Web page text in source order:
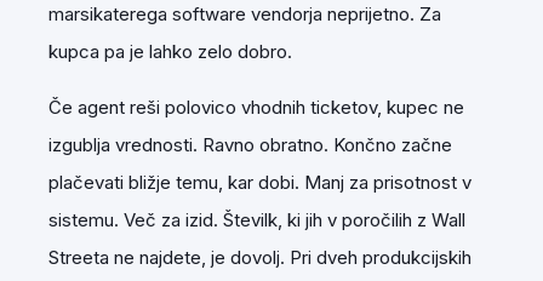
marsikaterega software vendorja neprijetno. Za
kupca pa je lahko zelo dobro.
Če agent reši polovico vhodnih ticketov, kupec ne
izgublja vrednosti. Ravno obratno. Končno začne
plačevati bližje temu, kar dobi. Manj za prisotnost v
sistemu. Več za izid. Številk, ki jih v poročilih z Wall
Streeta ne najdete, je dovolj. Pri dveh produkcijskih